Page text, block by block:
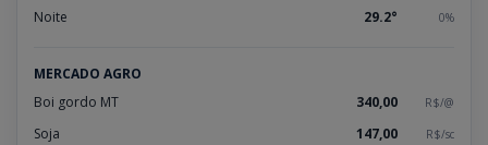
Noite 29.2° 0%
MERCADO AGRO
Boi gordo MT
340,00 R$/@
Soja 147,00 R$/sc